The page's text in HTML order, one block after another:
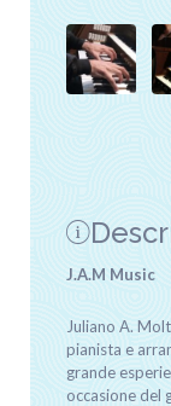
J.A.M Music
Juliano A.
pianista e
grande
occasione del